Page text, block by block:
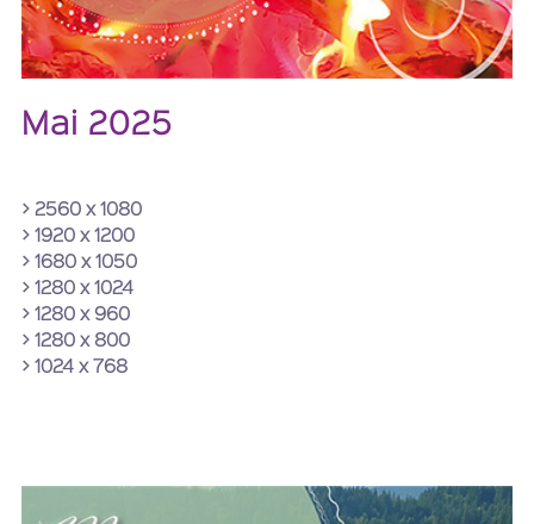
Mai 2025
> 2560 x 1080
> 1920 x 1200
> 1680 x 1050
> 1280 x 1024
> 1280 x 960
> 1280 x 800
> 1024 x 768